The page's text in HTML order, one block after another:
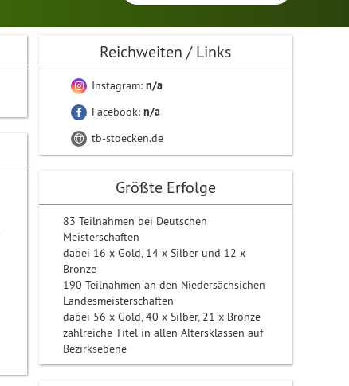
Reichweiten / Links
Instagram:n/a
Facebook:n/a
tb-stoecken.de
Größte Erfolge
83 Teilnahmen bei Deutschen
Meisterschaften
dabei 16 x Gold, 14 x Silber und 12 x
Bronze
190 Teilnahmen an den Niedersächsichen
Landesmeisterschaften
dabei 56 x Gold, 40 x Silber, 21 x Bronze
zahlreiche Titel in allen Altersklassen auf
Bezirksebene